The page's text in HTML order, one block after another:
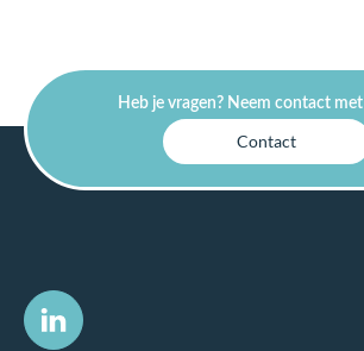
Heb je vragen? Neem contact
Contact